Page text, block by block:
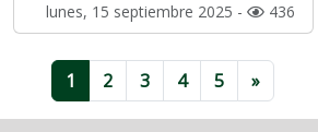
lunes, 15 septiembre 2025 - 436
1 2 3 4 5 »